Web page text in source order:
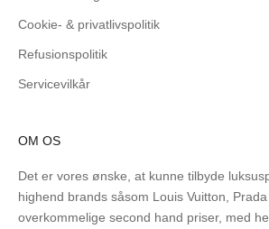
Cookie- & privatlivspolitik
Refusionspolitik
Servicevilkår
OM OS
Det er vores ønske, at kunne tilbyde
highend brands såsom Louis Vuitton,
overkommelige second hand priser, med